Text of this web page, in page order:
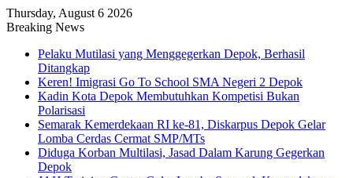
Thursday, August 6 2026
Breaking News
Pelaku Mutilasi yang Menggegerkan Depok, Berhasil
Ditangkap
Keren! Imigrasi Go To School SMA Negeri 2 Depok
Kadin Kota Depok Membutuhkan Kompetisi Bukan
Polarisasi
Semarak Kemerdekaan RI ke-81, Diskarpus Depok Gelar
Lomba Cerdas Cermat SMP/MTs
Diduga Korban Multilasi, Jasad Dalam Karung Gegerkan
Depok